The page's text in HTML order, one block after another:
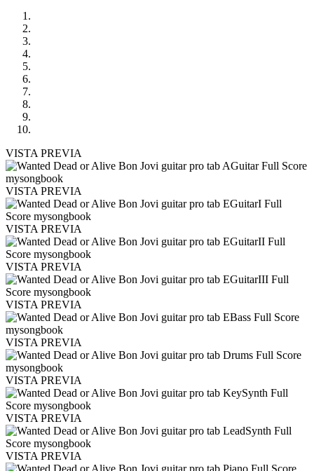
VISTA PREVIA
VISTA PREVIA
VISTA PREVIA
VISTA PREVIA
VISTA PREVIA
VISTA PREVIA
VISTA PREVIA
VISTA PREVIA
VISTA PREVIA